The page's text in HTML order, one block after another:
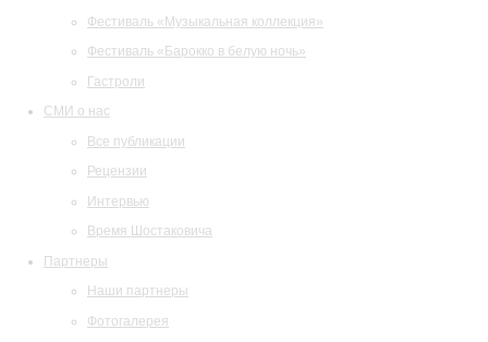
Фестиваль «Музыкальная коллекция»
Фестиваль «Барокко в белую ночь»
Гастроли
СМИ о нас
Все публикации
Рецензии
Интервью
Время Шостаковича
Партнеры
Наши партнеры
Фотогалерея